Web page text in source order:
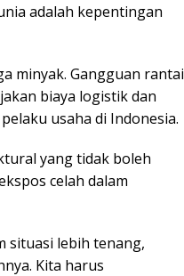
adalah kepentingan
minyak. Gangguan rantai
biaya logistik dan
usaha di Indonesia.
yang tidak boleh
celah dalam
situasi lebih tenang,
Kita harus